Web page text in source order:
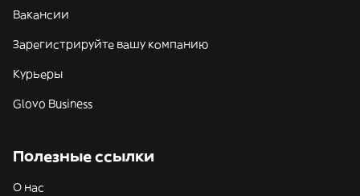
Вакансии
Зарегистрируйте вашу компанию
Курьеры
Glovo Business
Полезные ссылки
О нас